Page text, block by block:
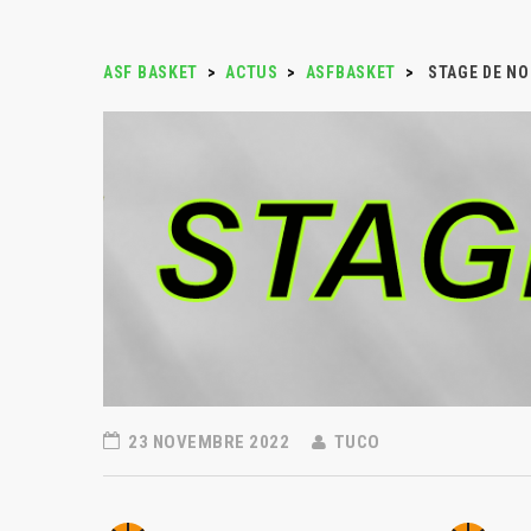
ASF BASKET > ACTUS > ASFBASKET > STAGE DE
23 NOVEMBRE 2022 TUCO